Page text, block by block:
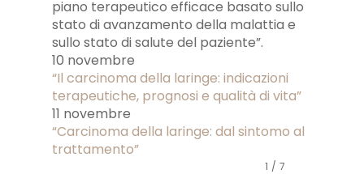
piano terapeutico efficace basato sullo
stato di avanzamento della malattia e
sullo stato di salute del paziente”.
10 novembre
“Il carcinoma della laringe: indicazioni
terapeutiche, prognosi e qualità di vita”
11 novembre
“Carcinoma della laringe: dal sintomo al
trattamento”
1 / 7